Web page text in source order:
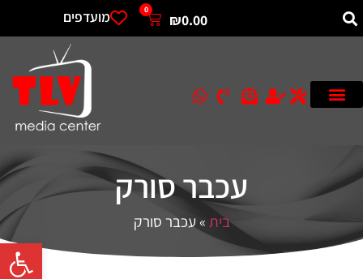
פתח
₪0.00
0 מועדפים
עכבר סורק
בית»עכבר סורק